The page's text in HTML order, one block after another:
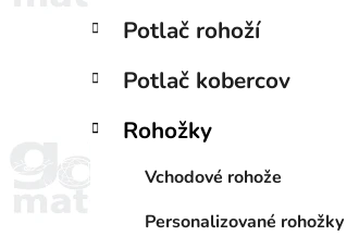
B
č
ý
Preskočiť
kategórie
K
a
e
ó
Potlač rohoží
Potlač kobercov
Rohožky
Vchodové rohože
Personalizované rohožky